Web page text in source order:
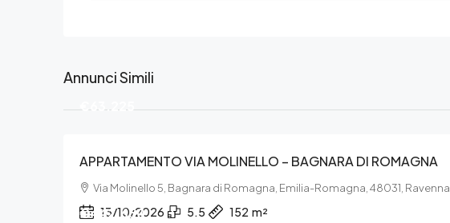
Annunci Simili
€63.225
APPARTAMENTO VIA MOLINELLO – BAGNARA DI ROMAGNA
Via Molinello 5, Bagnara di Romagna, Emilia-Romagna, 48031, Ravenna
13/10/2026 5.5 152 m²
€442.650